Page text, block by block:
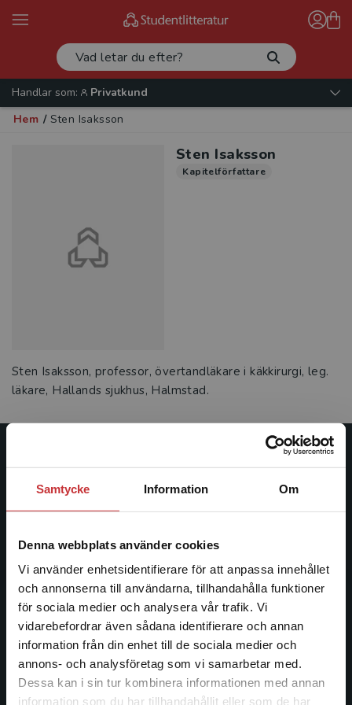
Samtycke Information Om
Denna webbplats använder cookies
Vi använder enhetsidentifierare för att anpassa innehållet
och annonserna till användarna, tillhandahålla funktioner
för sociala medier och analysera vår trafik. Vi
vidarebefordrar även sådana identifierare och annan
information från din enhet till de sociala medier och
annons- och analysföretag som vi samarbetar med.
Dessa kan i sin tur kombinera informationen med annan
information som du har tillhandahållit eller som de har
Begränsad fraktregion
Handlar som:
Privatkund
Hem / Sten Isaksson
Sten Isaksson
Kapitelförfattare
Sten Isaksson, professor, övertandläkare i käkkirurgi, leg.
läkare, Hallands sjukhus, Halmstad.
Studentlitteratur
Studentlitteratur grundades 1963 och är idag Sveriges
facklitteratur, utbildningar och digitala
informationstjänster i utbudet, finns Studentlitteratur med
längs hela kunskapsresan.
Kontakta oss
Kontakta oss
046-31 20 00